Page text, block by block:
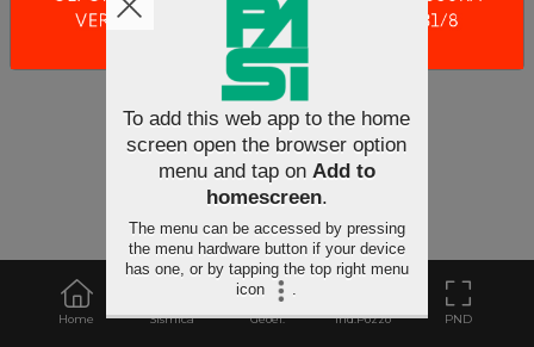
Home Sismica Geoel. Ind.Pozzo PND
To add this web app to the home
screen open the browser option
menu and tap on Add to
homescreen.
The menu can be accessed by pressing
the menu hardware button if your device
has one, or by tapping the top right menu
icon
.